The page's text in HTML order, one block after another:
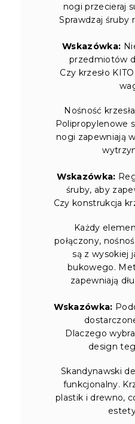
nogi przecieraj
Sprawdzaj śruby
Wskazówka:
przedmiotów
Czy krzesło
Nośność
Polipropylenowe
nogi zapewniają
Wskazówka:
śruby, aby
Czy konstrukcja
Każdy
połączony,
są z wysokiej
bukowego.
zapewniają
Wskazówka:
Dlaczego
design
Skandynawski
funkcjonalny.
plastik i drewno,